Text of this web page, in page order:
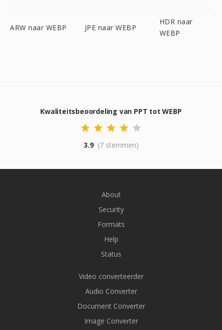
ARW naar WEBP JPE naar WEBP
HDR naar
WEBP
Kwaliteitsbeoordeling van PPT tot WEBP
3.9 (7 stemmen)
About
Security
Formats
Help
Status
Video converteerder
Audio Converter
Document Converter
Image Converter